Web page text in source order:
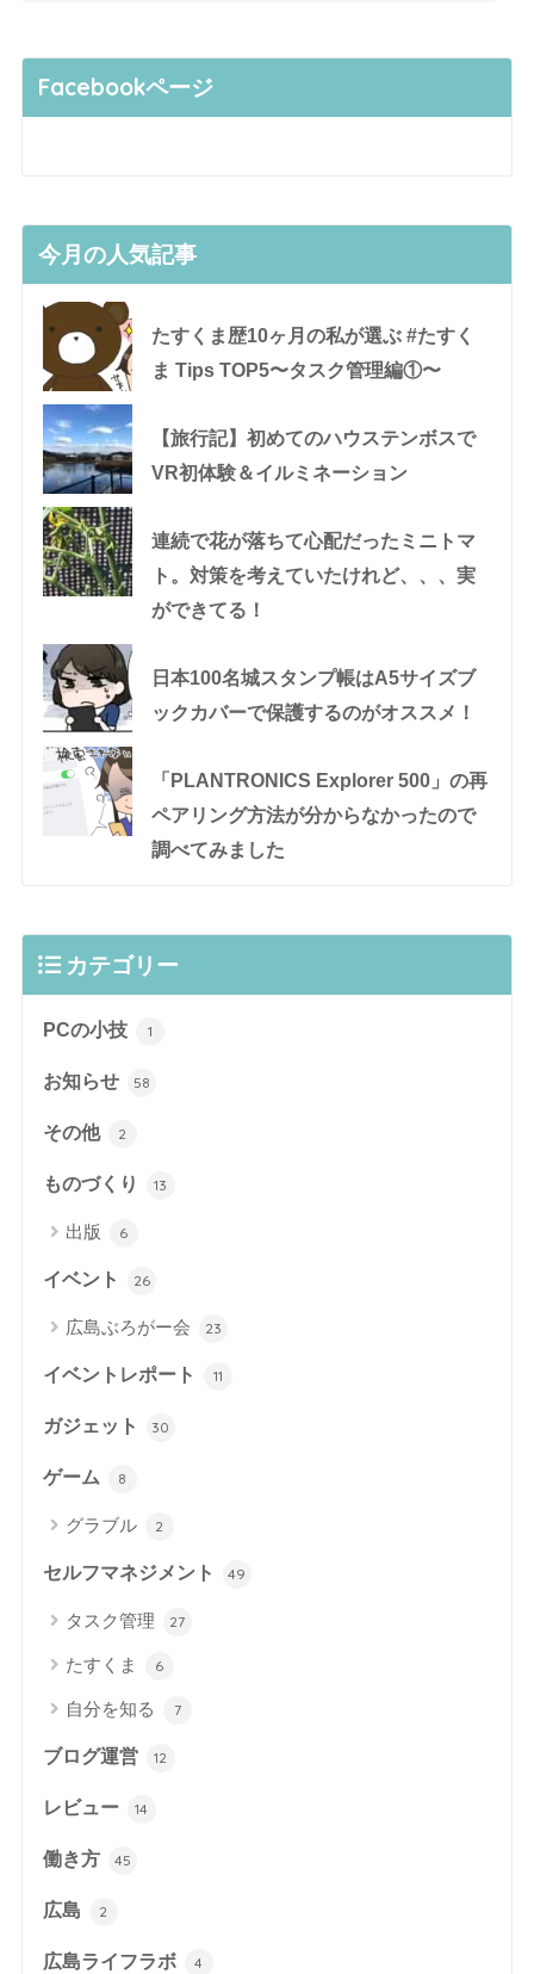
Facebookページ
今月の人気記事
たすくま歴10ヶ月の私が選ぶ #たすく
ま Tips TOP5〜タスク管理編①〜
【旅行記】初めてのハウステンボスで
VR初体験＆イルミネーション
連続で花が落ちて心配だったミニトマ
ト。対策を考えていたけれど、、、実
ができてる！
日本100名城スタンプ帳はA5サイズブ
ックカバーで保護するのがオススメ！
「PLANTRONICS Explorer 500」の再
ペアリング方法が分からなかったので
調べてみました
カテゴリー
PCの小技 1
お知らせ 58
その他 2
ものづくり 13
出版 6
イベント 26
広島ぶろがー会 23
イベントレポート 11
ガジェット 30
ゲーム 8
グラブル 2
セルフマネジメント 49
タスク管理 27
たすくま 6
自分を知る 7
ブログ運営 12
レビュー 14
働き方 45
広島 2
広島ライフラボ 4